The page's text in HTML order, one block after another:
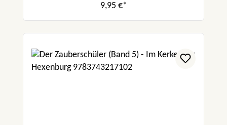
9,95 €*